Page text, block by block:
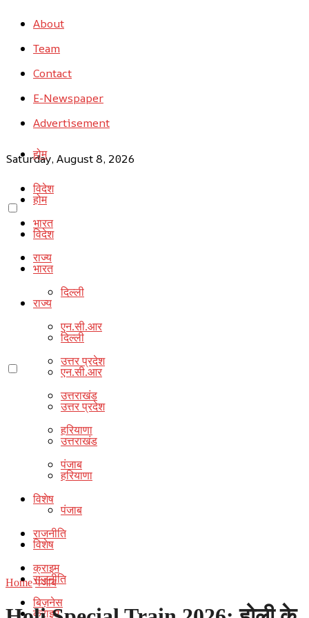
About
Team
Contact
E-Newspaper
Advertisement
Saturday, August 8, 2026
होम
विदेश
भारत
राज्य
दिल्ली
एन.सी.आर
उत्तर प्रदेश
उत्तराखंड
हरियाणा
पंजाब
विशेष
राजनीति
क्राइम
बिज़नेस
होम
विदेश
भारत
राज्य
दिल्ली
एन.सी.आर
उत्तर प्रदेश
उत्तराखंड
हरियाणा
पंजाब
विशेष
राजनीति
क्राइम
Home पंजाब